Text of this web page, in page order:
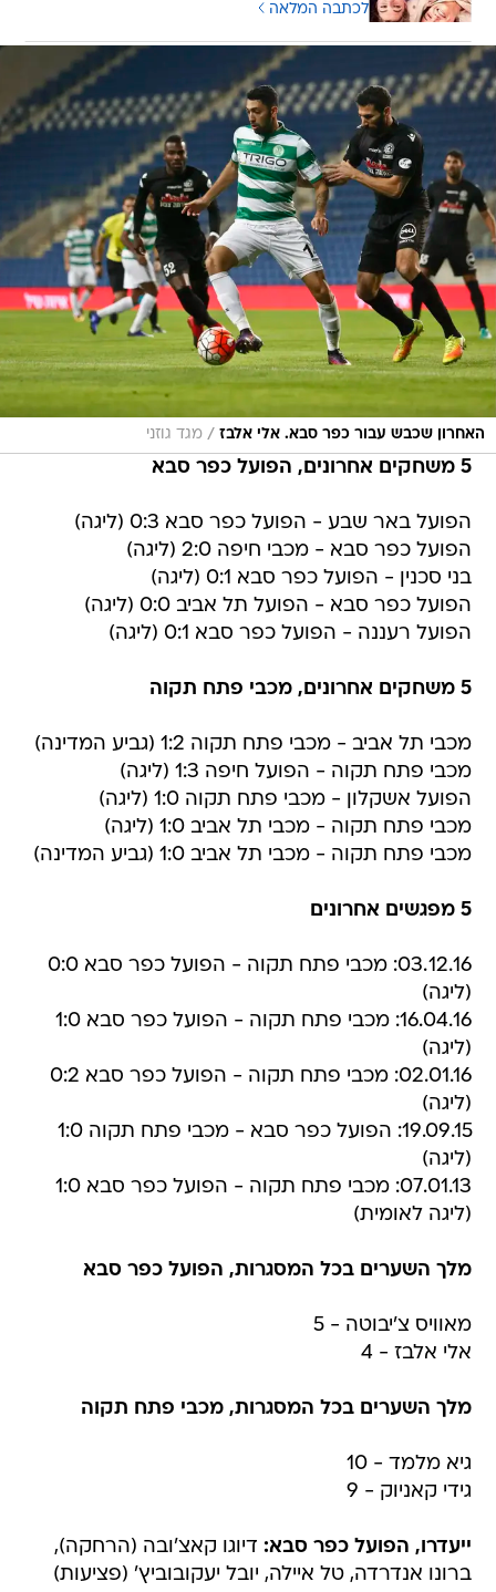
לכתבה המלאה
האחרון שכבש עבור כפר סבא. אלי אלבז / מגד גוזני
5 משחקים אחרונים, הפועל כפר סבא
הפועל באר שבע - הפועל כפר סבא 0:3 (ליגה)
הפועל כפר סבא - מכבי חיפה 2:0 (ליגה)
בני סכנין - הפועל כפר סבא 0:1 (ליגה)
הפועל כפר סבא - הפועל תל אביב 0:0 (ליגה)
הפועל רעננה - הפועל כפר סבא 0:1 (ליגה)
5 משחקים אחרונים, מכבי פתח תקוה
מכבי תל אביב - מכבי פתח תקוה 1:2 (גביע המדינה)
מכבי פתח תקוה - הפועל חיפה 1:3 (ליגה)
הפועל אשקלון - מכבי פתח תקוה 1:0 (ליגה)
מכבי פתח תקוה - מכבי תל אביב 1:0 (ליגה)
מכבי פתח תקוה - מכבי תל אביב 1:0 (גביע המדינה)
5 מפגשים אחרונים
03.12.16: מכבי פתח תקוה - הפועל כפר סבא 0:0
(ליגה)
16.04.16: מכבי פתח תקוה - הפועל כפר סבא 1:0
(ליגה)
02.01.16: מכבי פתח תקוה - הפועל כפר סבא 0:2
(ליגה)
19.09.15: הפועל כפר סבא - מכבי פתח תקוה 1:0
(ליגה)
07.01.13: מכבי פתח תקוה - הפועל כפר סבא 1:0
(ליגה לאומית)
מלך השערים בכל המסגרות, הפועל כפר סבא
מאוויס צ'יבוטה - 5
אלי אלבז - 4
מלך השערים בכל המסגרות, מכבי פתח תקוה
גיא מלמד - 10
גידי קאניוק - 9
ייעדרו, הפועל כפר סבא: דיוגו קאצ'ובה (הרחקה),
ברונו אנדרדה, טל איילה, יובל יעקובוביץ' (פציעות)